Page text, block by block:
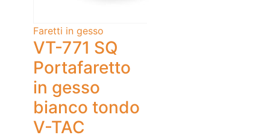
Faretti in gesso
VT-771 SQ
Portafaretto
in gesso
bianco tondo
V-TAC